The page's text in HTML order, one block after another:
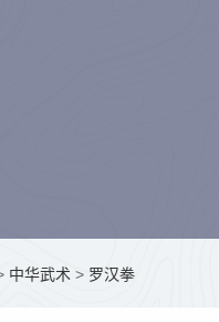
中华武术 > 罗汉拳